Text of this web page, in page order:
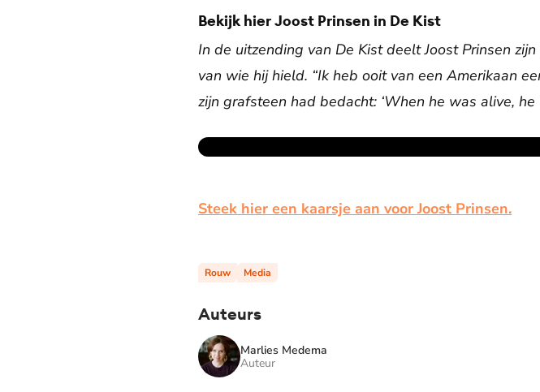
Bekijk hier Joost Prinsen in De Kist
In de uitzending van De Kist deelt Joost Prinsen
van wie hij hield. “Ik heb ooit van een Amerikaan
zijn grafsteen had bedacht: ‘When he was alive,
Steek hier een kaarsje aan voor Joost Prinsen.
Rouw Media
Auteurs
Marlies Medema
Auteur